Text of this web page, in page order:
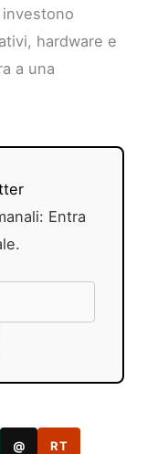
hardware e
a una
Entra
@ RT